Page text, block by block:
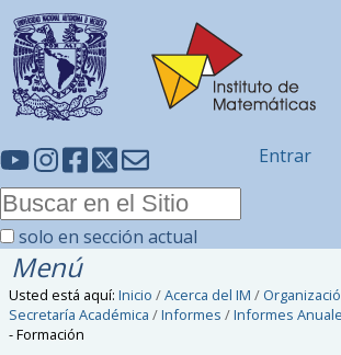
solo en sección actual
Entrar
Menú
Usted está aquí: Inicio /Acerca del IM /
Secretaría Académica /Informes /Informes
- Formación